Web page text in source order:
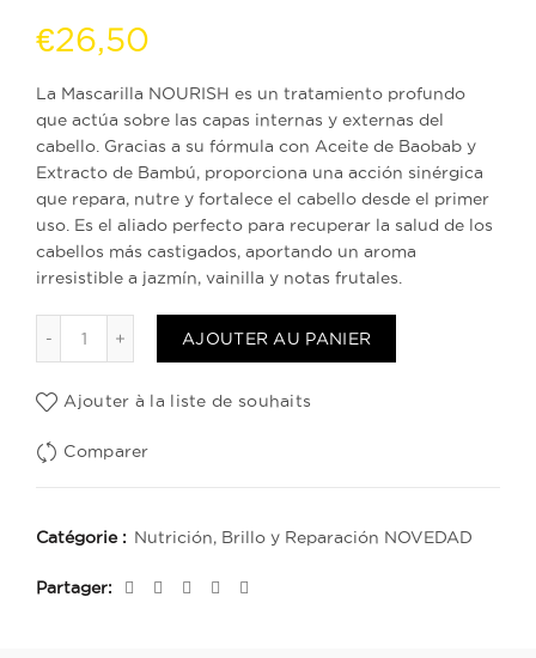
€26,50
La Mascarilla NOURISH es un tratamiento profundo
que actúa sobre las capas internas y externas del
cabello. Gracias a su fórmula con Aceite de Baobab y
Extracto de Bambú, proporciona una acción sinérgica
que repara, nutre y fortalece el cabello desde el primer
uso. Es el aliado perfecto para recuperar la salud de los
cabellos más castigados, aportando un aroma
irresistible a jazmín, vainilla y notas frutales.
AJOUTER AU PANIER
Ajouter à la liste de souhaits
Comparer
Catégorie : Nutrición, Brillo y Reparación NOVEDAD
Partager